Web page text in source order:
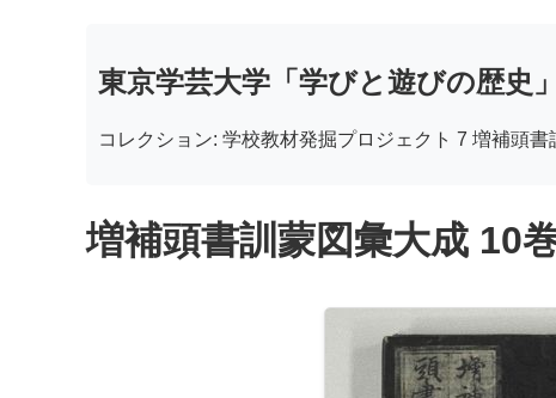
東京学芸大学「学びと遊びの歴史
コレクション: 学校教材発掘プロジェクト 7 増補頭書
増補頭書訓蒙図彙大成 10